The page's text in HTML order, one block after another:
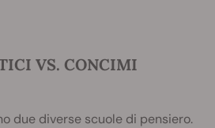
VS. CONCIMI
due diverse scuole di pensiero.